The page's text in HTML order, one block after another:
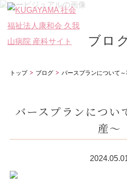
ブロ
トップ ブログ バースプランについて
バースプランについ
産～